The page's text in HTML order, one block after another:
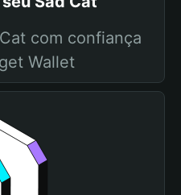
com confiança
Wallet